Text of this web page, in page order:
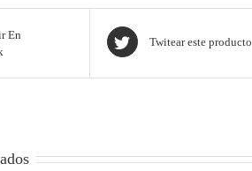
En
Twitear este producto